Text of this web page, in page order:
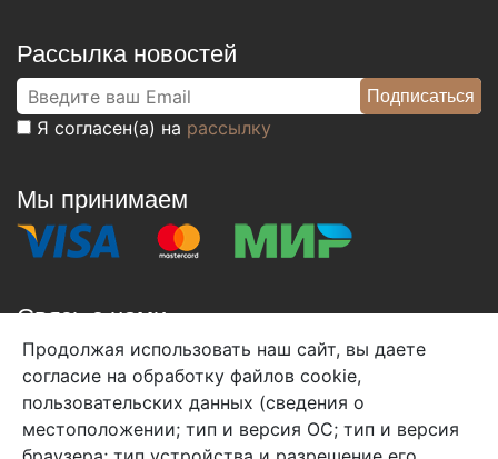
Рассылка новостей
Я согласен(а) на рассылку
Мы принимаем
Связь с нами
+7 (495) 933-38-08
info@arben-textile.ru- оптовые продажи
Продолжая использовать наш сайт, вы даете
согласие на обработку файлов cookie,
пользовательских данных (сведения о
местоположении; тип и версия ОС; тип и версия